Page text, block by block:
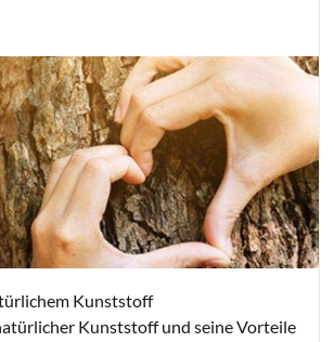
Kunststoff
Kunststoff und seine Vorteile